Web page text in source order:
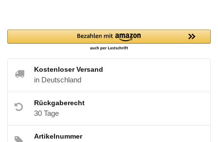
Kostenloser Versand
in Deutschland
Rückgaberecht
30 Tage
Artikelnummer